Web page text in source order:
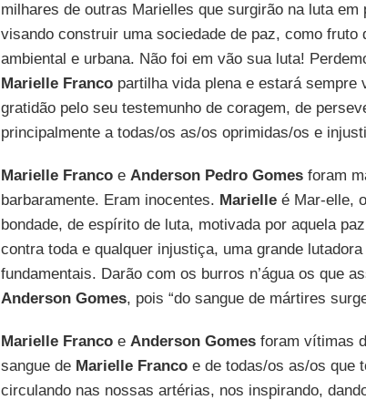
milhares de outras Marielles que surgirão na luta em
visando construir uma sociedade de paz, como fruto
ambiental e urbana. Não foi em vão sua luta!
Marielle Francopartilha vida plena e estará sempre
gratidão pelo seu testemunho de coragem, de
principalmente a todas/os as/os oprimidas/os e
Marielle Francoe Anderson Pedro Gomesforam
barbaramente. Eram inocentes. Marielleé Mar-elle,
bondade, de espírito de luta, motivada por aquela
contra toda e qualquer injustiça, uma grande
fundamentais. Darão com os burros n’água os que
Anderson Gomes, pois “do sangue de mártires
Marielle Francoe Anderson Gomesforam vítimas
sangue de Marielle Francoe de todas/os as/os que
circulando nas nossas artérias, nos inspirando,